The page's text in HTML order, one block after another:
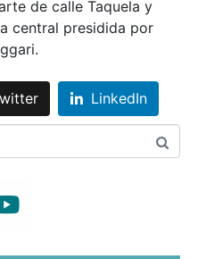
de calle Taquela y
central presidida por
LinkedIn